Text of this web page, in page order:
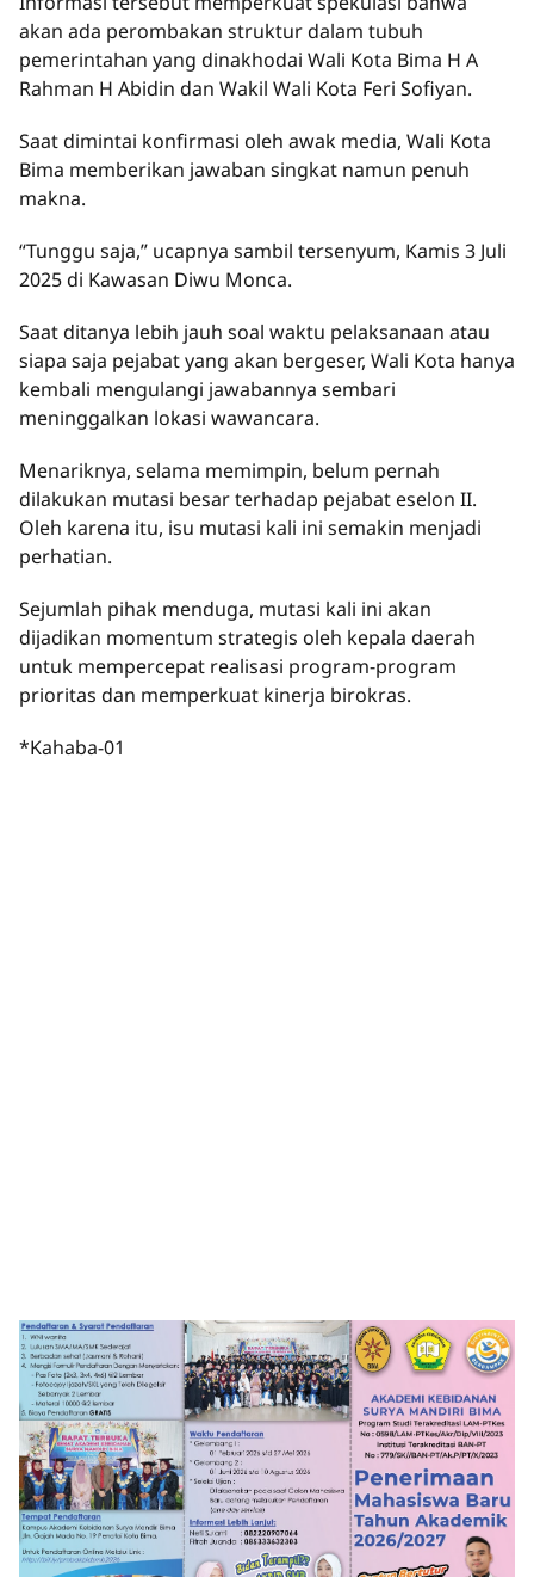
akan ada perombakan struktur dalam tubuh
pemerintahan yang dinakhodai Wali Kota Bima H A
Rahman H Abidin dan Wakil Wali Kota Feri Sofiyan.
Saat dimintai konfirmasi oleh awak media, Wali Kota
Bima memberikan jawaban singkat namun penuh
makna.
“Tunggu saja,” ucapnya sambil tersenyum, Kamis 3 Juli
2025 di Kawasan Diwu Monca.
Saat ditanya lebih jauh soal waktu pelaksanaan atau
siapa saja pejabat yang akan bergeser, Wali Kota hanya
kembali mengulangi jawabannya sembari
meninggalkan lokasi wawancara.
Menariknya, selama memimpin, belum pernah
dilakukan mutasi besar terhadap pejabat eselon II.
Oleh karena itu, isu mutasi kali ini semakin menjadi
perhatian.
Sejumlah pihak menduga, mutasi kali ini akan
dijadikan momentum strategis oleh kepala daerah
untuk mempercepat realisasi program-program
prioritas dan memperkuat kinerja birokras.
*Kahaba-01